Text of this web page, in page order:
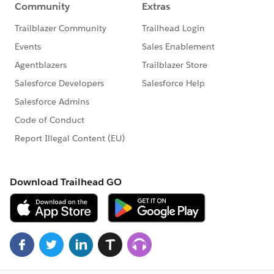
Veuillez consulter également les conditions
Salesforce officielles.
[CSOhana]